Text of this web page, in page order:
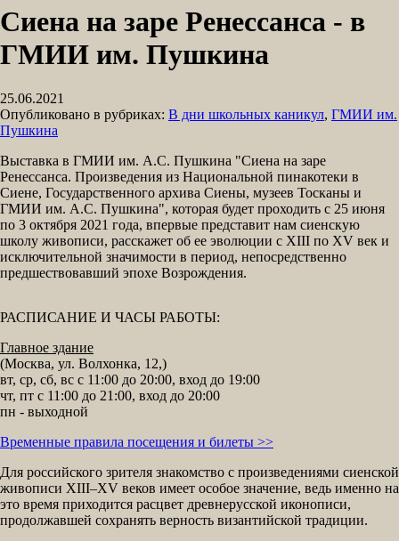
Сиена на заре Ренессанса - в
ГМИИ им. Пушкина
25.06.2021
Опубликовано в рубриках: В дни школьных каникул, ГМИИ им.
Пушкина
Выставка в ГМИИ им. А.С. Пушкина "Сиена на заре
Ренессанса. Произведения из Национальной пинакотеки в
Сиене, Государственного архива Сиены, музеев Тосканы и
ГМИИ им. А.С. Пушкина", которая будет проходить с 25 июня
по 3 октября 2021 года, впервые представит нам сиенскую
школу живописи, расскажет об ее эволюции с XIII по XV век и
исключительной значимости в период, непосредственно
предшествовавший эпохе Возрождения.
РАСПИСАНИЕ И ЧАСЫ РАБОТЫ:
Главное здание
(Москва, ул. Волхонка, 12,)
вт, ср, сб, вс с 11:00 до 20:00, вход до 19:00
чт, пт с 11:00 до 21:00, вход до 20:00
пн - выходной
Временные правила посещения и билеты >>
Для российского зрителя знакомство с произведениями сиенской
живописи XIII–XV веков имеет особое значение, ведь именно на
это время приходится расцвет древнерусской иконописи,
продолжавшей сохранять верность византийской традиции.